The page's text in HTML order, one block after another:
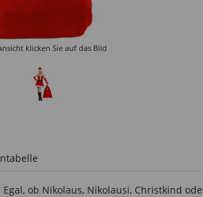
klicken Sie auf das Bild
ob Nikolaus, Nikolausi, Christkind